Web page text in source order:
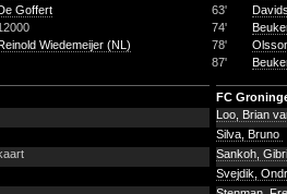
Goffert
Wiedemeijer (NL)
63'
74'
78'
87'
FC
Loo, Brian
Silva, Bruno
Sankoh,
Svejdik,